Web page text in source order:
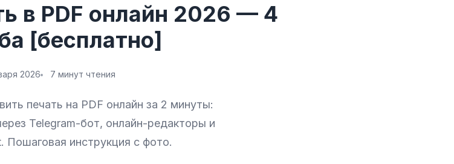
в PDF онлайн 2026 — 4
[бесплатно]
2026 7 минут чтения
печать на PDF онлайн за 2 минуты:
Telegram-бот, онлайн-редакторы и
Пошаговая инструкция с фото.